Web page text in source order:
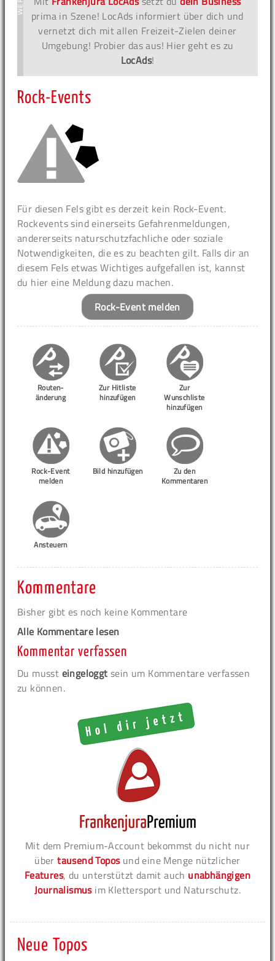
prima in Szene! LocAds informiert über dich und
vernetzt dich mit allen Freizeit-Zielen deiner
Umgebung! Probier das aus! Hier geht es zu
LocAds!
Rock-Events
Für diesen Fels gibt es derzeit kein Rock-Event.
Rockevents sind einerseits Gefahrenmeldungen,
andererseits naturschutzfachliche oder soziale
Notwendigkeiten, die es zu beachten gilt. Falls dir an
diesem Fels etwas Wichtiges aufgefallen ist, kannst
du hier eine Meldung dazu machen.
Rock-Event melden
Routen-
änderung
Zur Hitliste
hinzufügen
Zur
Wunschliste
hinzufügen
Rock-Event
melden
Bild hinzufügen
Zu den
Kommentaren
Ansteuern
Kommentare
Bisher gibt es noch keine Kommentare
Alle Kommentare lesen
Kommentar verfassen
Du musst eingeloggt sein um Kommentare verfassen
zu können.
Mit dem Premium-Account bekommst du nicht nur
übertausend Toposund eine Menge nützlicher
Features, du unterstützt damit auch unabhängigen
Journalismusim Klettersport und Naturschutz.
Neue Topos